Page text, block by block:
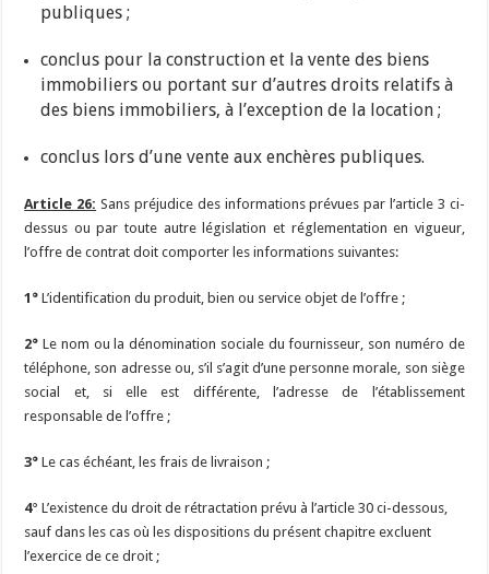
publiques ;
conclus pour la construction et la vente des biens
immobiliers ou portant sur d’autres droits relatifs à
des biens immobiliers, à l’exception de la location ;
conclus lors d’une vente aux enchères publiques.
Article 26: Sans préjudice des informations prévues par l’article 3 ci-
dessus ou par toute autre législation et réglementation en vigueur,
l’offre de contrat doit comporter les informations suivantes:
1°L’identification du produit, bien ou service objet de l’offre ;
2°Le nom ou la dénomination sociale du fournisseur, son numéro de
téléphone, son adresse ou, s’il s’agit d’une personne morale, son siège
social et, si elle est différente, l’adresse de l’établissement
responsable de l’offre ;
3°Le cas échéant, les frais de livraison ;
4° L’existence du droit de rétractation prévu à l’article 30 ci-dessous,
sauf dans les cas où les dispositions du présent chapitre excluent
l’exercice de ce droit ;